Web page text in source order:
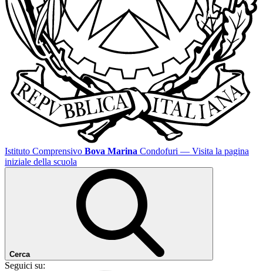
Istituto Comprensivo Bova Marina Condofuri — Visita la pagina
iniziale della scuola
Cerca
Seguici su: